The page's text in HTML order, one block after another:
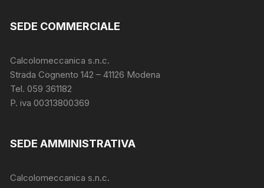
SEDE COMMERCIALE
Calcolomeccanica s.n.c.
Strada Cognento 142 – 41126 Modena
Tel. 059 361182
P. iva 00313800369
SEDE AMMINISTRATIVA
Calcolomeccanica s.n.c.